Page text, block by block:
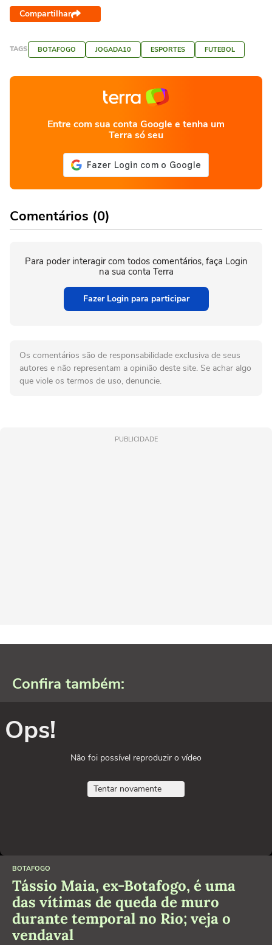
Compartilhar
TAGS BOTAFOGO JOGADA10 ESPORTES FUTEBOL
Entre com sua conta Google e tenha um
Terra só seu
Comentários (0)
Para poder interagir com todos comentários, faça Login
na sua conta Terra
Fazer Login para participar
Os comentários são de responsabilidade exclusiva de seus
autores e não representam a opinião deste site. Se achar algo
que viole os termos de uso, denuncie.
PUBLICIDADE
Confira também:
Ops!
Não foi possível reproduzir o vídeo
Tentar novamente
BOTAFOGO
Tássio Maia, ex-Botafogo, é uma
das vítimas de queda de muro
durante temporal no Rio; veja o
vendaval